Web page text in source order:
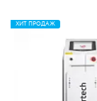
ХИТ ПРОДАЖ